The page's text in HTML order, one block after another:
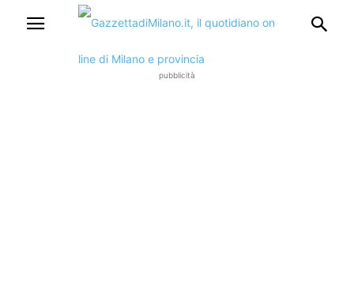
pubblicità